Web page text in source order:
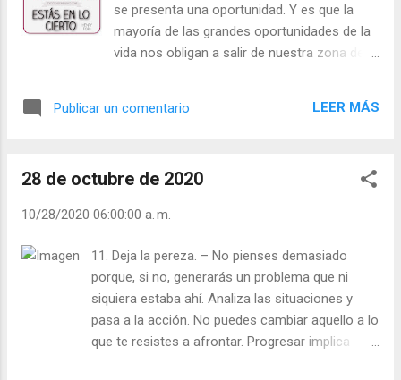
se presenta una oportunidad. Y es que la
mayoría de las grandes oportunidades de la
vida nos obligan a salir de nuestra zona de
principio. Julián Escobar. | Lecturas del Día (+
Vísperas (+ Leer ) |
Publicar un comentario LEER MÁS
28 de octubre de 2020
10/28/2020 06:00:00 a. m.
11. Deja la pereza. – No pienses demasiado
porque, si no, generarás un problema que ni
siquiera estaba ahí. Analiza las situaciones y
pasa a la acción. No puedes cambiar aquello a lo
que te resistes a afrontar. Progresar implica